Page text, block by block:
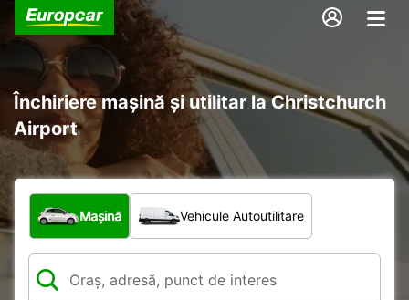
Închiriere mașină și utilitar la Christchurch
Airport
Ce tip de vehicul?
Mașină Vehicule Autoutilitare